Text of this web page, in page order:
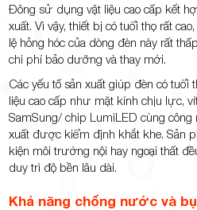
Đông sử dụng vật liệu cao cấp kết
xuất. Vì vậy, thiết bị có tuổi thọ rất
lệ hỏng hóc của dòng đèn này rất
chi phí bảo dưỡng và thay mới.
Các yếu tố sản xuất giúp đèn có tuổi
liệu cao cấp như mặt kính chịu lực,
SamSung/ chip LumiLED cùng công
xuất được kiểm định khắt khe. Sản
kiện môi trường nội hay ngoại thất
duy trì độ bền lâu dài.
Khả năng chống nước và